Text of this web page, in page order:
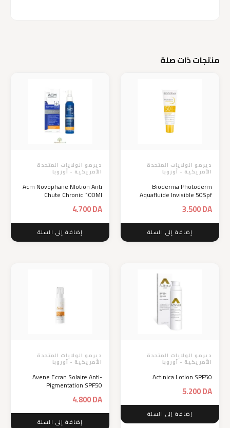
منتجات ذات صلة
ديرمو الولايات المتحدة
الأمريكية - أوروبا
Bioderma Photoderm
Aquafluide Invisible 50Spf
3.500DA
إضافة إلى السلة
ديرمو الولايات المتحدة
الأمريكية - أوروبا
Acm Novophane Nlotion Anti
Chute Chronic 100Ml
4.700DA
إضافة إلى السلة
ديرمو الولايات المتحدة
الأمريكية - أوروبا
Actinica Lotion SPF50
5.200DA
إضافة إلى السلة
ديرمو الولايات المتحدة
الأمريكية - أوروبا
Avene Ecran Solaire Anti-
Pigmentation SPF50
4.800DA
إضافة إلى السلة